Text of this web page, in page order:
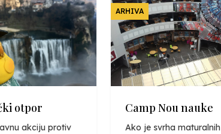
otpor
akciju protiv
ARHIVA
Camp Nou nauke
Ako je svrha maturalnih